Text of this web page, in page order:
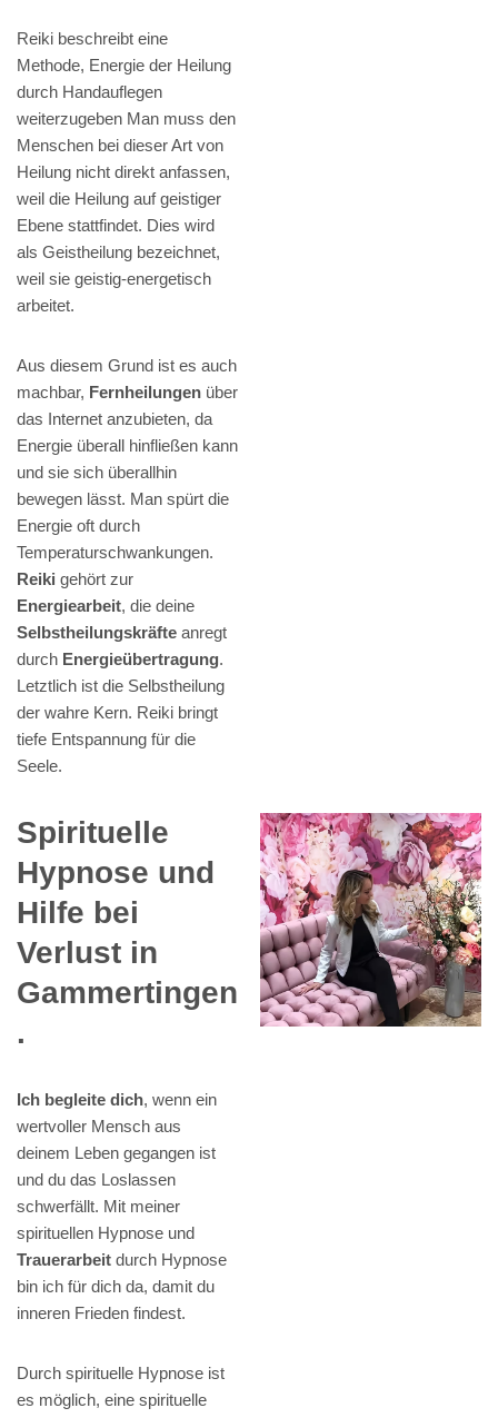
Reiki beschreibt eine
Methode, Energie der Heilung
durch Handauflegen
weiterzugeben Man muss den
Menschen bei dieser Art von
Heilung nicht direkt anfassen,
weil die Heilung auf geistiger
Ebene stattfindet. Dies wird
als Geistheilung bezeichnet,
weil sie geistig-energetisch
arbeitet.
Aus diesem Grund ist es auch
machbar, Fernheilungen über
das Internet anzubieten, da
Energie überall hinfließen kann
und sie sich überallhin
bewegen lässt. Man spürt die
Energie oft durch
Temperaturschwankungen.
Reiki gehört zur
Energiearbeit, die deine
Selbstheilungskräfte anregt
durch Energieübertragung.
Letztlich ist die Selbstheilung
der wahre Kern. Reiki bringt
tiefe Entspannung für die
Seele.
Spirituelle
Hypnose und
Hilfe bei
Verlust in
Gammertingen
.
Ich begleite dich, wenn ein
wertvoller Mensch aus
deinem Leben gegangen ist
und du das Loslassen
schwerfällt. Mit meiner
spirituellen Hypnose und
Trauerarbeit durch Hypnose
bin ich für dich da, damit du
inneren Frieden findest.
Durch spirituelle Hypnose ist
es möglich, eine spirituelle